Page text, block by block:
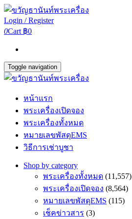
Login / Register
0Cart ฿0
Toggle navigation
หน้าแรก
พระเครื่องเปิดจอง
พระเครื่องทั้งหมด
หมายเลขพัสดุEMS
วิธีการเช่าบูชา
Shop by category
พระเครื่องทั้งหมด (11,557)
พระเครื่องเปิดจอง (8,564)
หมายเลขพัสดุEMS (115)
เช็คข่าวสาร (3)